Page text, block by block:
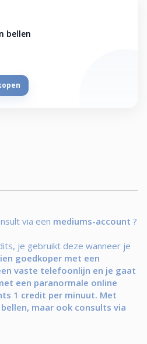
bellen
via een mediums-account ?
je gebruikt deze wanneer je
goedkoper met een
vaste telefoonlijn en je gaat
een paranormale online
1 credit per minuut. Met
maar ook consults via